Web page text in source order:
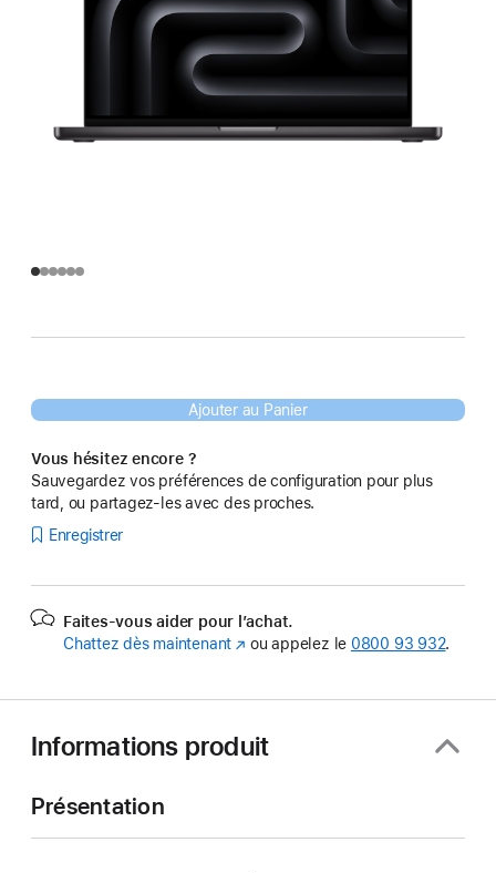
Ajouter au Panier
Vous hésitez encore ?
Sauvegardez vos préférences de configuration pour plus
tard, ou partagez-les avec des proches.
Enregistrer
Faites-vous aider pour l’achat.
Chattez dès maintenant (s’ouvre
ou appelez le 0800 93 932.
Informations produit
Présentation